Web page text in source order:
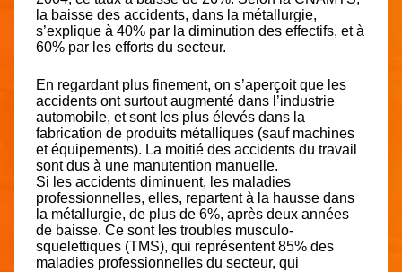
la baisse des accidents, dans la métallurgie,
s’explique à 40% par la diminution des effectifs, et à
60% par les efforts du secteur.
En regardant plus finement, on s’aperçoit que les
accidents ont surtout augmenté dans l’industrie
automobile, et sont les plus élevés dans la
fabrication de produits métalliques (sauf machines
et équipements). La moitié des accidents du travail
sont dus à une manutention manuelle.
Si les accidents diminuent, les maladies
professionnelles, elles, repartent à la hausse dans
la métallurgie, de plus de 6%, après deux années
de baisse. Ce sont les troubles musculo-
squelettiques (TMS), qui représentent 85% des
maladies professionnelles du secteur, qui